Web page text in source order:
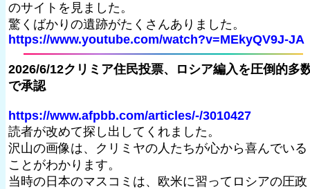
のサイトを見ました。
驚くばかりの遺跡がたくさんありました。
https://www.youtube.com/watch?v=MEkyQV9J-JA
2026/6/12クリミア住民投票、ロシア編入を圧倒的多
で承認
https://www.afpbb.com/articles/-/3010427
読者が改めて探し出してくれました。
沢山の画像は、クリミヤの人たちが心から喜んでいる
ことがわかります。
当時の日本のマスコミは、欧米に習ってロシアの圧政